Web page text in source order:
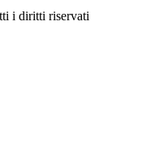
i diritti riservati